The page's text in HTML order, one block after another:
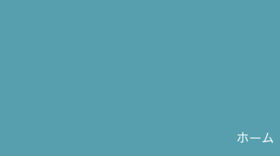
ホーム